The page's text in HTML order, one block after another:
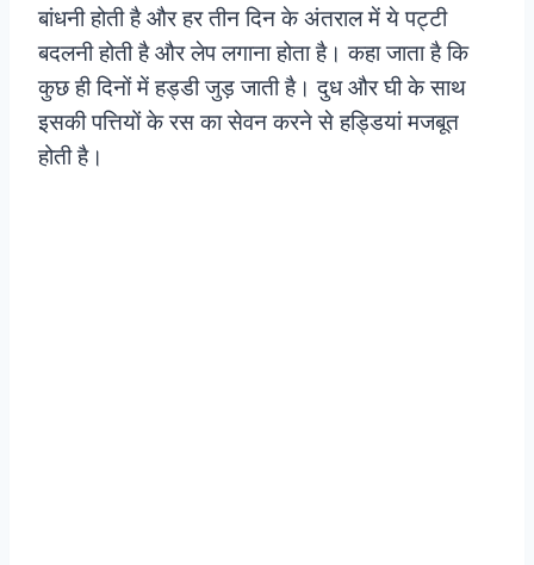
बांधनी होती है और हर तीन दिन के अंतराल में ये पट्टी
बदलनी होती है और लेप लगाना होता है। कहा जाता है कि
कुछ ही दिनों में हड्डी जुड़ जाती है। दुध और घी के साथ
इसकी पत्तियों के रस का सेवन करने से हड्डियां मजबूत
होती है।